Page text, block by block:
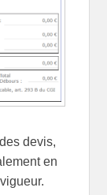
devis,
en